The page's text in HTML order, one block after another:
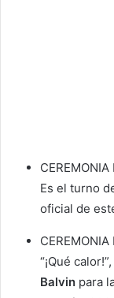
CEREMONIA
Es el turno
oficial de
CEREMONIA
“¡Qué
Balvin para